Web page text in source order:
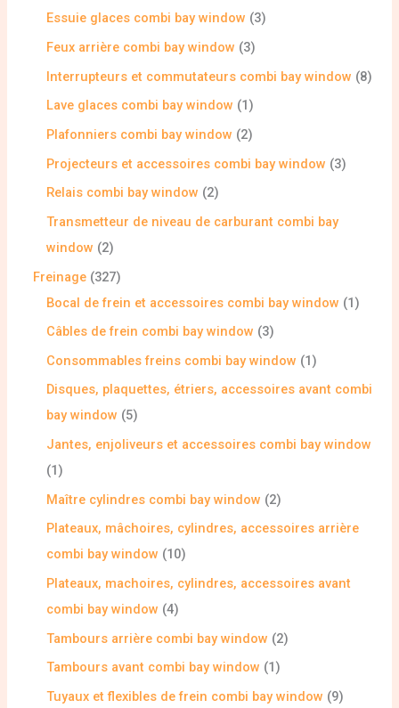
Essuie glaces combi bay window
3
Feux arrière combi bay window
3
Interrupteurs et commutateurs combi bay window
8
Lave glaces combi bay window
1
Plafonniers combi bay window
2
Projecteurs et accessoires combi bay window
3
Relais combi bay window
2
Transmetteur de niveau de carburant combi bay
window
2
Freinage 327
Bocal de frein et accessoires combi bay window
1
Câbles de frein combi bay window
3
Consommables freins combi bay window
1
Disques, plaquettes, étriers, accessoires avant combi
bay window
5
Jantes, enjoliveurs et accessoires combi bay window
1
Maître cylindres combi bay window
2
Plateaux, mâchoires, cylindres, accessoires arrière
combi bay window
10
Plateaux, machoires, cylindres, accessoires avant
combi bay window 4
Tambours arrière combi bay window
2
Tambours avant combi bay window
1
Tuyaux et flexibles de frein combi bay window
9